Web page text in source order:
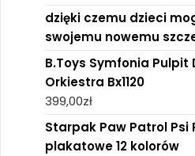
dzięki czemu dzieci
swojemu nowemu
B.Toys Symfonia Pulpit
Orkiestra Bx1120
399,00zł
Starpak Paw Patrol Psi
plakatowe 12 kolorów